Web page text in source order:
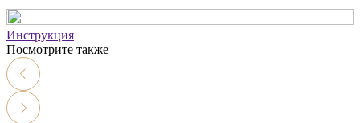
Инструкция
Посмотрите также